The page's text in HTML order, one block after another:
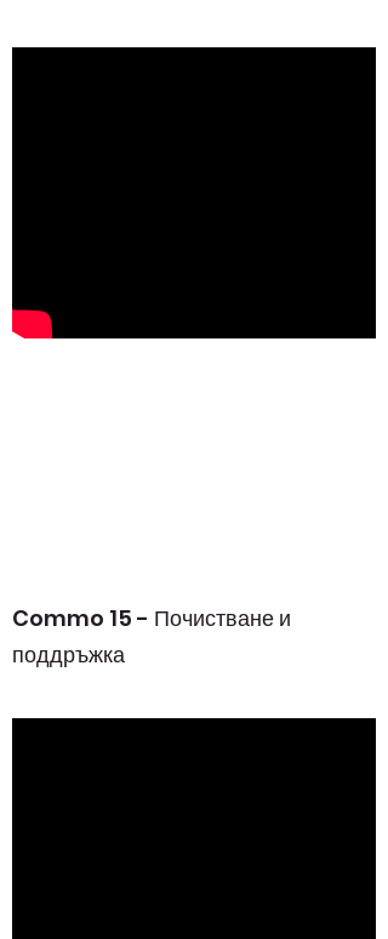
Commo 15 - Почистване и
поддръжка